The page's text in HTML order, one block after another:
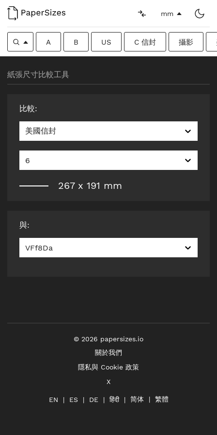
mm
A B US C 信封 攝影
紙張尺寸比較工具
比較:
美國信封
6
267x 191 mm
與:
VFf8Da
© 2026 papersizes.io
關於我們
隱私與 Cookie 政策
X
EN ES DE हिंदी 简体 繁體